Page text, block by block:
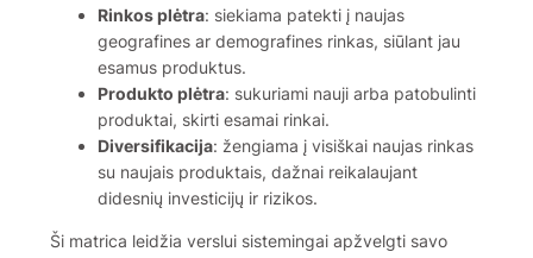
Rinkos plėtra: siekiama patekti į naujas
geografines ar demografines rinkas, siūlant jau
esamus produktus.
Produkto plėtra: sukuriami nauji arba patobulinti
produktai, skirti esamai rinkai.
Diversifikacija: žengiama į visiškai naujas rinkas
su naujais produktais, dažnai reikalaujant
didesnių investicijų ir rizikos.
Ši matrica leidžia verslui sistemingai apžvelgti savo